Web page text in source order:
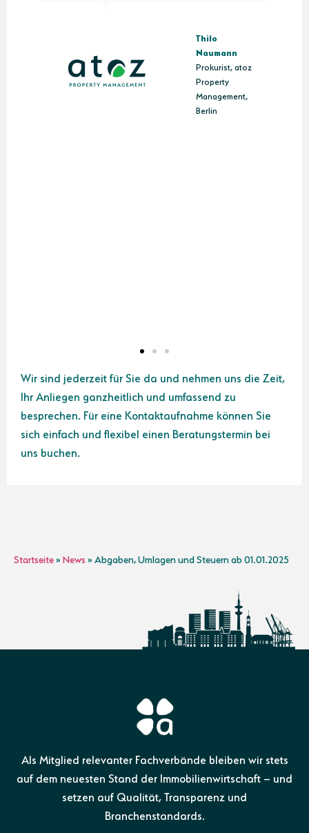
Thilo
Naumann
Prokurist, atoz
Property
Management,
Berlin
Wir sind jederzeit für Sie da und nehmen uns die Zeit,
Ihr Anliegen ganzheitlich und umfassend zu
besprechen. Für eine Kontaktaufnahme können Sie
sich einfach und flexibel einen Beratungstermin bei
uns buchen.
Startseite» News » Abgaben, Umlagen und Steuern ab 01.01.2025
Als Mitglied relevanter Fachverbände bleiben wir stets
auf dem neuesten Stand der Immobilienwirtschaft – und
setzen auf Qualität, Transparenz und
Branchenstandards.